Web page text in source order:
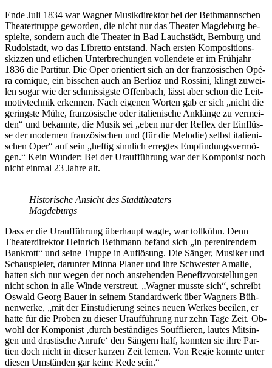
Ende Juli 1834 war Wag­ner Mu­sik­di­rek­tor bei der Beth­mann­schen
Thea­ter­trup­pe ge­wor­den, die nicht nur das Thea­ter Mag­de­burg be­
spiel­te, son­dern auch die Thea­ter in Bad Lauch­städt, Bern­burg und
Ru­dol­stadt, wo das Li­bret­to ent­stand. Nach ers­ten Kom­po­si­ti­ons­
skiz­zen und et­li­chen Un­ter­bre­chun­gen voll­ende­te er im Früh­jahr
1836 die Par­ti­tur. Die Oper ori­en­tiert sich an der fran­zö­si­schen Opé­
ra co­mi­que, ein biss­chen auch an Ber­li­oz und Ros­si­ni, klingt zu­wei­
len so­gar wie der schmis­sigs­te Of­fen­bach, lässt aber schon die Leit­
mo­tiv­tech­nik er­ken­nen. Nach ei­ge­nen Wor­ten gab er sich „nicht die
ge­rings­te Mühe, fran­zö­si­sche oder ita­lie­ni­sche An­klän­ge zu ver­mei­
den“ und be­kann­te, die Mu­sik sei „eben nur der Re­flex der Ein­flüs­
se der mo­der­nen fran­zö­si­schen und (für die Me­lo­die) selbst ita­lie­ni­
schen Oper“ auf sein „hef­tig sinn­lich er­reg­tes Emp­fin­dungs­ver­mö­
gen.“ Kein Wun­der: Bei der Ur­auf­füh­rung war der Kom­po­nist noch
nicht ein­mal 23 Jah­re alt.
His­to­ri­sche An­sicht des Stadt­thea­ters
Magdeburgs
Dass er die Ur­auf­füh­rung über­haupt wag­te, war toll­kühn. Denn
Thea­ter­di­rek­tor Hein­rich Beth­mann be­fand sich „in pe­re­ni­ren­dem
Bank­rott“ und sei­ne Trup­pe in Auf­lö­sung. Die Sän­ger, Mu­si­ker und
Schau­spie­ler, dar­un­ter Min­na Pla­ner und ihre Schwes­ter Ama­lie,
hat­ten sich nur we­gen der noch an­ste­hen­den Be­ne­fiz­vor­stel­lun­gen
nicht schon in alle Win­de ver­streut. „Wag­ner muss­te sich“, schreibt
Os­wald Ge­org Bau­er in sei­nem Stan­dard­werk über Wag­ners Büh­
nen­wer­ke, „mit der Ein­stu­die­rung sei­nes neu­en Wer­kes be­ei­len, er
hat­te für die Pro­ben zu die­ser Ur­auf­füh­rung nur zehn Tage Zeit. Ob­
wohl der Kom­po­nist ‚durch be­stän­di­ges Souf­flie­ren, lau­tes Mit­sin­
gen und dras­ti­sche An­ru­fe‘ den Sän­gern half, konn­ten sie ihre Par­
tien doch nicht in die­ser kur­zen Zeit ler­nen. Von Re­gie konn­te un­ter
die­sen Um­stän­den gar kei­ne Rede sein.“